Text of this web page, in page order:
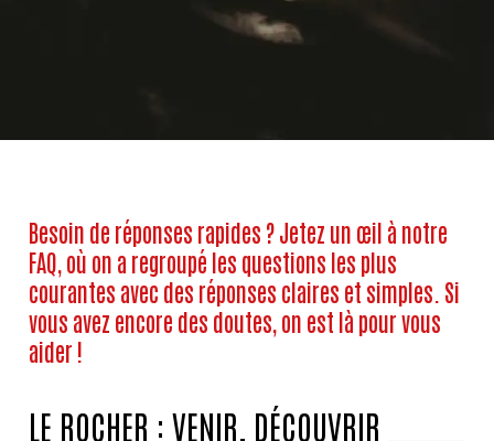
Besoin de réponses rapides ? Jetez un œil à notre
FAQ, où on a regroupé les questions les plus
courantes avec des réponses claires et simples. Si
vous avez encore des doutes, on est là pour vous
aider !
LE ROCHER : VENIR, DÉCOUVRIR